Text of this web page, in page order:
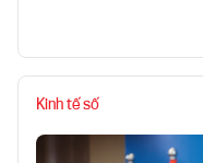
Kinh tế số